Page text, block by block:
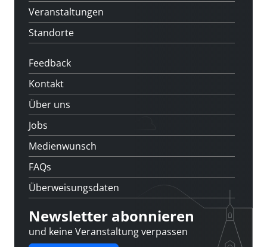
Veranstaltungen
Standorte
Feedback
Kontakt
Über uns
Jobs
Medienwunsch
FAQs
Überweisungsdaten
Newsletter abonnieren
und keine Veranstaltung verpassen